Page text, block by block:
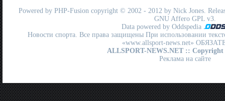
Powered by PHP-Fusion copyright © 2002 - 2012 by Nick Jones.
GNU Affero GPL v3.
Data powered by Oddspedia
Новости спорта. Все права защищены При использовании
«www.allsport-news.net»
ALLSPORT-NEWS.NET :: Copyright
Реклама на сайте